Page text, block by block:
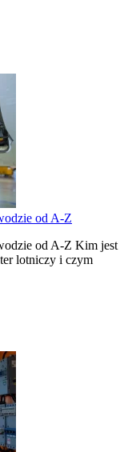
od A-Z
od A-Z Kim jest
lotniczy i czym